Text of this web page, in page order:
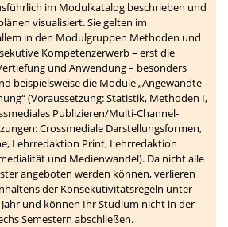
im Modulkatalog beschrieben und
visualisiert. Sie gelten im
in den Modulgruppen Methoden und
Kompetenzerwerb – erst die
und Anwendung – besonders
beispielsweise die Module „Angewandte
(Voraussetzung: Statistik, Methoden I,
Publizieren/Multi-Channel-
Crossmediale Darstellungsformen,
Lehrredaktion Print, Lehrredaktion
und Medienwandel). Da nicht alle
angeboten werden können, verlieren
der Konsekutivitätsregeln unter
und können Ihr Studium nicht in der
Semestern abschließen.